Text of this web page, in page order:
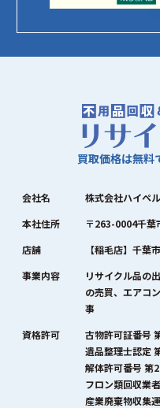
買取価格は無料
会社名
株式会社ハイペル
本社住所
〒263-0004千
店舗
【稲毛店】千葉
事業内容
リサイクル品の
の売買、エアコ
事
資格許可
古物許可証番号
遺品整理士認定
解体許可番号 第
フロン類回収業
産業廃棄物収集